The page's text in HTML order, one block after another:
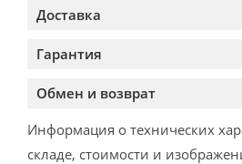
Доставка
Гарантия
Обмен и возврат
Информация о технических
складе, стоимости и